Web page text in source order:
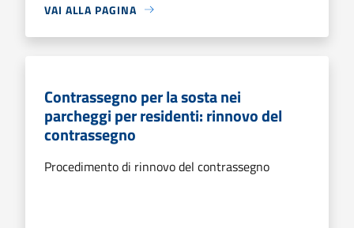
VAI ALLA PAGINA
Contrassegno per la sosta nei
parcheggi per residenti: rinnovo del
contrassegno
Procedimento di rinnovo del contrassegno